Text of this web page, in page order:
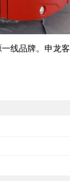
线品牌。申龙